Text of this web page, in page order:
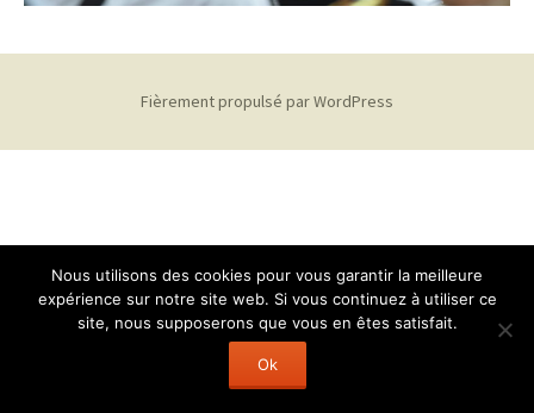
Fièrement propulsé par WordPress
Nous utilisons des cookies pour vous garantir la meilleure
expérience sur notre site web. Si vous continuez à utiliser ce
site, nous supposerons que vous en êtes satisfait.
Ok